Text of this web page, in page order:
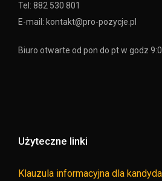
Tel: 882 530 801
E-mail: kontakt@pro-pozycje.pl
Biuro otwarte od pon do pt w godz
Użyteczne linki
Klauzula informacyjna dla